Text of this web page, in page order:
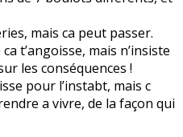
mais ca peut passer.
t’angoisse, mais n’insiste
les conséquences !
pour l’instabt, mais c
a vivre, de la façon qui